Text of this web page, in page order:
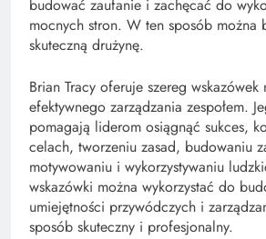
budować zaufanie i zachęcać do
mocnych stron. W ten sposób można
skuteczną drużynę.
Brian Tracy oferuje szereg wskazówek
efektywnego zarządzania zespołem.
pomagają liderom osiągnąć sukces,
celach, tworzeniu zasad, budowaniu
motywowaniu i wykorzystywaniu
wskazówki można wykorzystać do
umiejętności przywódczych i
sposób skuteczny i profesjonalny.